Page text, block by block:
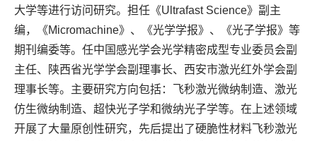
大学等进行访问研究。 担任《Ultrafast Science》副主
编，《Micromachine》、《光学学报》、
《光子学报》 等
期刊编委等。任中国感光学会光学精密成型专业委员会副
主任、陕西省光学学会副理事长、 西安市激光红外学会副
理事长等。主要研究方向包括：飞秒激光微纳制造、激光
仿生微纳制造、超快光子学和微纳光子学等。在上述领域
开展了大量原创性研究，先后提出了硬脆性材料飞秒激光